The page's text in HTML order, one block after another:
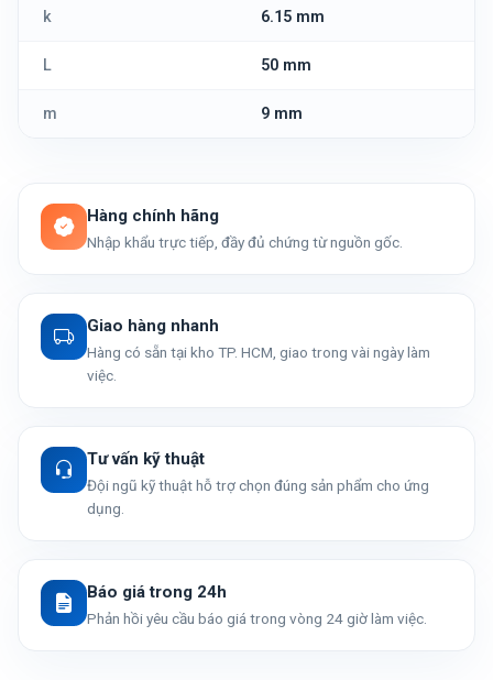
k 6.15 mm
L 50 mm
m 9 mm
Hàng chính hãng
Nhập khẩu trực tiếp, đầy đủ chứng từ nguồn gốc.
Giao hàng nhanh
Hàng có sẵn tại kho TP. HCM, giao trong vài ngày làm
việc.
Tư vấn kỹ thuật
Đội ngũ kỹ thuật hỗ trợ chọn đúng sản phẩm cho ứng
dụng.
Báo giá trong 24h
Phản hồi yêu cầu báo giá trong vòng 24 giờ làm việc.